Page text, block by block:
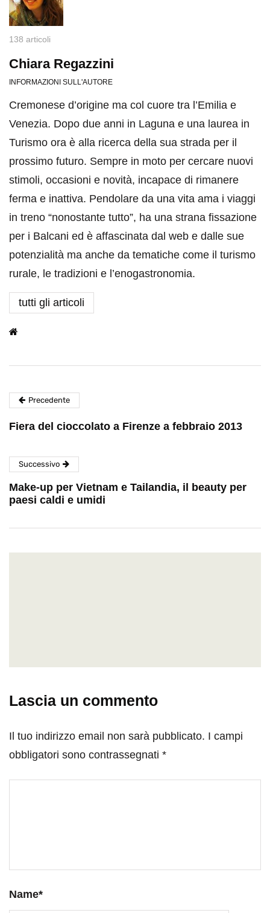
138 articoli
Chiara Regazzini
INFORMAZIONI SULL'AUTORE
Cremonese d’origine ma col cuore tra l’Emilia e
Venezia. Dopo due anni in Laguna e una laurea in
Turismo ora è alla ricerca della sua strada per il
prossimo futuro. Sempre in moto per cercare nuovi
stimoli, occasioni e novità, incapace di rimanere
ferma e inattiva. Pendolare da una vita ama i viaggi
in treno “nonostante tutto”, ha una strana fissazione
per i Balcani ed è affascinata dal web e dalle sue
potenzialità ma anche da tematiche come il turismo
rurale, le tradizioni e l’enogastronomia.
tutti gli articoli
Precedente
Fiera del cioccolato a Firenze a febbraio 2013
Successivo
Make-up per Vietnam e Tailandia, il beauty per
paesi caldi e umidi
Lascia un commento
Il tuo indirizzo email non sarà pubblicato. I campi
obbligatori sono contrassegnati *
Name*